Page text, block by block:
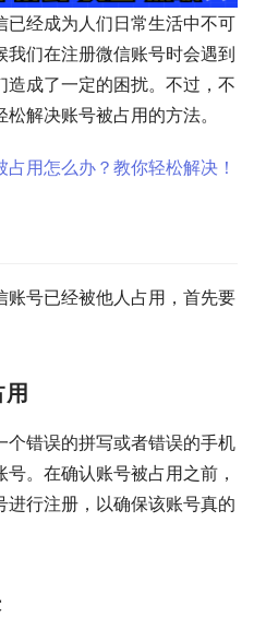
经成为人们日常生活中不可
们在注册微信账号时会遇到
成了一定的困扰。不过，不
解决账号被占用的方法。
号已经被他人占用，首先要
错误的拼写或者错误的手机
。在确认账号被占用之前，
行注册，以确保该账号真的